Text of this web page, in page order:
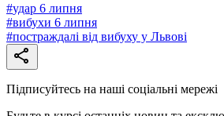
#удар 6 липня
#вибухи 6 липня
#постраждалі від вибуху у Львові
Підписуйтесь на наші соціальні мережі